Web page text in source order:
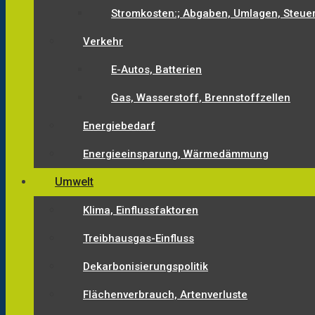
Stromkosten:; Abgaben, Umlagen,
Verkehr
E-Autos, Batterien
Gas, Wasserstoff, Brennstoffzellen
Energiebedarf
Energieeinsparung, Wärmedämmung
Umwelt
Klima, Einflussfaktoren
Treibhausgas-Einfluss
Dekarbonisierungspolitik
Flächenverbrauch, Artenverluste